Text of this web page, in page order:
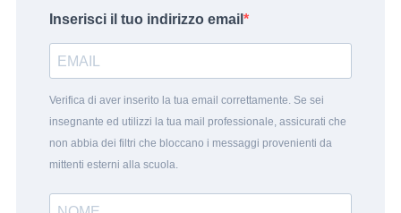
Inserisci il tuo indirizzo email
Verifica di aver inserito la tua email correttamente. Se sei
insegnante ed utilizzi la tua mail professionale, assicurati che
non abbia dei filtri che bloccano i messaggi provenienti da
mittenti esterni alla scuola.